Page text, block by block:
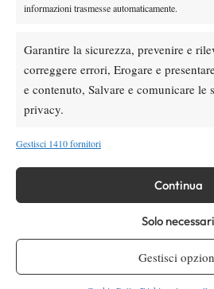
informazioni trasmesse automaticamente.
Garantire la sicurezza, prevenire e
correggere errori, Erogare e
e contenuto, Salvare e comunicare le
privacy.
Gestisci 1410 fornitori
Continua
Solo necessari
Gestisci
Testata giornalisticaSpazio Tennis
10268 del 15/09/2025
Direttore Responsabile: Alessandro
HOME
WTA
CHALLENGER